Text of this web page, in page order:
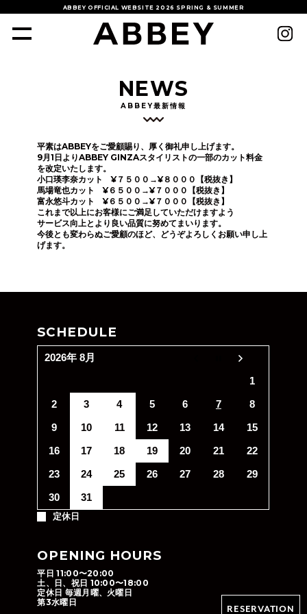
ABBEY OFFICIAL WEBSITE 2026 SPRING & SUMMER
RESERVATION
NEWS
ABBEY最新情報
平素はABBEYをご愛顧賜り、厚く御礼申し上げます。
9月1日よりABBEY GINZAスタイリストの一部のカット料金
を改定いたします。
小口瑛李奈カット ¥７５００→¥８０００【税抜き】
馬場竜也カット ¥６５００→¥７０００【税抜き】
富永悠斗カット ¥６５００→¥７０００【税抜き】
これまで以上にお客様にご満足していただけますよう
サービス向上とより良い品質に努めてまいります。
今後とも変わらぬご愛顧のほど、どうぞよろしくお願い申し上
げます。
SCHEDULE
2026年 8月
1
2
3 4 5 6 7
8
9
10 11 12 13 14
15
16
17 18 19 20 21
22
23
24 25 26 27 28
29
30
31
定休日
OPENING HOURS
平日 11:00〜20:00
土、日、祝日 10:00〜18:00
定休日 毎週月曜、火曜日
第3水曜日